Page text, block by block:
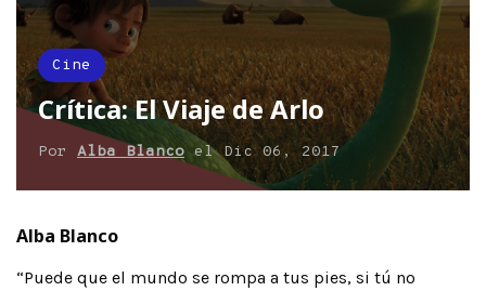
Cine
Crítica: El Viaje de Arlo
Por Alba Blanco elDic 06, 2017
Alba Blanco
“Puede que el mundo se rompa a tus pies, si tú no